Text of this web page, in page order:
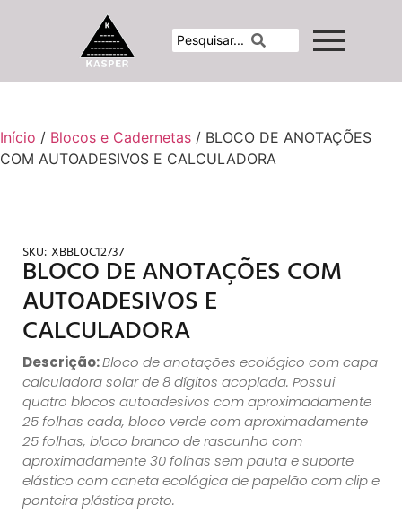
Início / Blocos e Cadernetas / BLOCO DE ANOTAÇÕES
COM AUTOADESIVOS E CALCULADORA
SKU: XBBLOC12737
BLOCO DE ANOTAÇÕES COM
AUTOADESIVOS E
CALCULADORA
Descrição:Bloco de anotações ecológico com capa
calculadora solar de 8 dígitos acoplada. Possui
quatro blocos autoadesivos com aproximadamente
25 folhas cada, bloco verde com aproximadamente
25 folhas, bloco branco de rascunho com
aproximadamente 30 folhas sem pauta e suporte
elástico com caneta ecológica de papelão com clip e
ponteira plástica preto.